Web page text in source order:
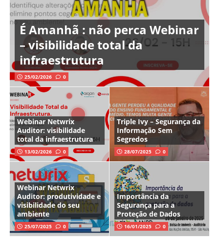
É Amanhã : não perca Webinar
– visibilidade total da
infraestrutura
25/02/2026 0
Webinar Netwrix
Auditor: visibilidade
total da infraestrutura
13/02/2026 0
Triple Ivy – Segurança da
Informação Sem
Segredos
28/07/2025 0
Webinar Netwrix
Auditor: produtividade e
visibilidade do seu
ambiente
25/07/2025 0
Importância da
Segurança para a
Proteção de Dados
16/01/2025 0